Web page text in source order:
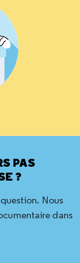
PAS
?
Nous
dans